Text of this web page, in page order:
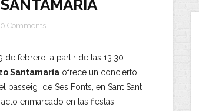
0 Comments
de febrero, a partir de las 13:30
Santamaría ofrece un concierto
passeig de Ses Fonts, en Sant Sant
enmarcado en las fiestas